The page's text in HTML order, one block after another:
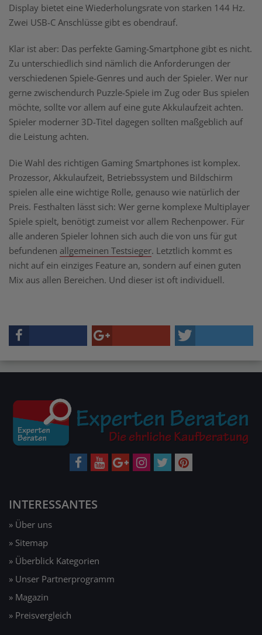
Display bietet eine Wiederholungsrate von starken 144 Hz.
Zwei USB-C Anschlüsse gibt es obendrauf.
Klar ist aber: Das perfekte Gaming-Smartphone gibt es nicht.
Zu unterschiedlich sind nämlich die Anforderungen der
verschiedenen Spiele-Genres und auch der Spieler. Wer nur
gerne zwischendurch Puzzle-Spiele im Zug oder Bus spielen
möchte, sollte vor allem auf eine gute Akkulaufzeit achten.
Spieler moderner 3D-Titel dagegen sollten maßgeblich auf
die Leistung achten.
Die Wahl des richtigen Gaming Smartphones ist komplex.
Prozessor, Akkulaufzeit, Betriebssystem und Bildschirm
spielen alle eine wichtige Rolle, genauso wie natürlich der
Preis. Festhalten lässt sich: Wer gerne komplexe Multiplayer
Spiele spielt, benötigt zumeist vor allem Rechenpower. Für
alle anderen Spieler lohnen sich auch die von uns für gut
befundenen allgemeinen Testsieger. Letztlich kommt es
nicht auf ein einziges Feature an, sondern auf einen guten
Mix aus allen Bereichen. Und dieser ist oft individuell.
INTERESSANTES
» Über uns
» Sitemap
» Überblick Kategorien
» Unser Partnerprogramm
» Magazin
» Preisvergleich